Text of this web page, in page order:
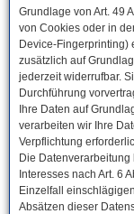
Grundlage von Art. 49
von Cookies oder in
Device-Fingerprinting)
zusätzlich auf
jederzeit widerrufbar.
Durchführung
Ihre Daten auf
verarbeiten wir Ihre
Verpflichtung
Die
Interesses nach Art. 6
Einzelfall
Absätzen dieser